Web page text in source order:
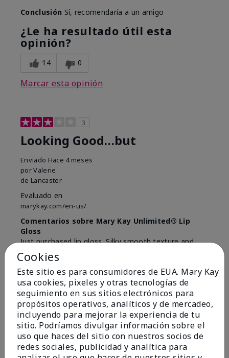
Conclusión Sí, recomendaría a un amigo
¿Le ha resultado útil esta
opinión?
14 0
Marcar esta opinión
3
Looking Good…but
Enviado Hace 4 meses
porValerie
de Lancaster
Evaluado en
marykay.com/en-us/
Comentarios sobre Mary Kay Unlimited® Lip
Gloss
Just purchased lip gloss. Silky smooth texture and
colors but not pleased with the applicator. Feels very
"floppy " not firm like I have used with others.
Definitely not firm like samples were.
Mostrar Traducción
Conclusión Sí, recomendaría a un amigo
¿Le ha resultado útil esta
opinión?
Cookies
Este sitio es para consumidores de EUA. Mary Kay
usa cookies, pixeles y otras tecnologías de
seguimiento en sus sitios electrónicos para
propósitos operativos, analíticos y de mercadeo,
incluyendo para mejorar la experiencia de tu
sitio. Podríamos divulgar información sobre el
uso que haces del sitio con nuestros socios de
redes sociales, publicidad y analítica para